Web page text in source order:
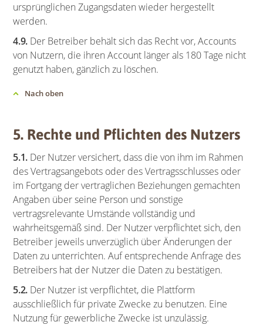
ursprünglichen Zugangsdaten wieder hergestellt
werden.
4.9.Der Betreiber behält sich das Recht vor, Accounts
von Nutzern, die ihren Account länger als 180 Tage nicht
genutzt haben, gänzlich zu löschen.
Nach oben
5. Rechte und Pflichten des Nutzers
5.1.Der Nutzer versichert, dass die von ihm im Rahmen
des Vertragsangebots oder des Vertragsschlusses oder
im Fortgang der vertraglichen Beziehungen gemachten
Angaben über seine Person und sonstige
vertragsrelevante Umstände vollständig und
wahrheitsgemäß sind. Der Nutzer verpflichtet sich, den
Betreiber jeweils unverzüglich über Änderungen der
Daten zu unterrichten. Auf entsprechende Anfrage des
Betreibers hat der Nutzer die Daten zu bestätigen.
5.2.Der Nutzer ist verpflichtet, die Plattform
ausschließlich für private Zwecke zu benutzen. Eine
Nutzung für gewerbliche Zwecke ist unzulässig.